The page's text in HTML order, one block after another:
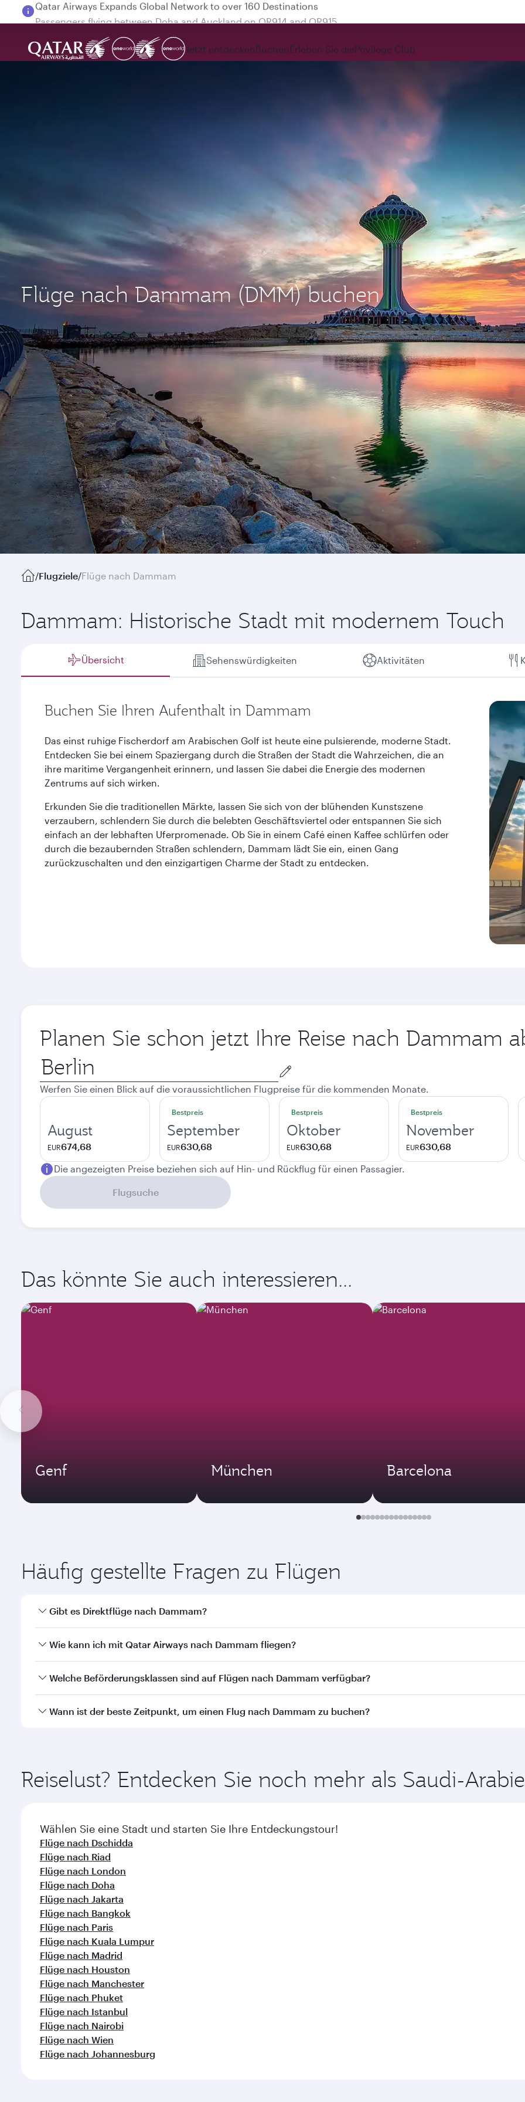
Passengers flying between Doha and Auckland on QR914 and QR915
Jetzt entdeckenBuchenErleben Sie diePrivilege Club
Flüge nach Dammam (DMM) buchen
/Flugziele/Flüge nach Dammam
Dammam: Historische Stadt mit modernem Touch
Übersicht Sehenswürdigkeiten Aktivitäten
Buchen Sie Ihren Aufenthalt in Dammam
Das einst ruhige Fischerdorf am Arabischen Golf ist heute eine pulsierende, moderne Stadt.
Entdecken Sie bei einem Spaziergang durch die Straßen der Stadt die Wahrzeichen, die an
ihre maritime Vergangenheit erinnern, und lassen Sie dabei die Energie des modernen
Zentrums auf sich wirken.
Erkunden Sie die traditionellen Märkte, lassen Sie sich von der blühenden Kunstszene
verzaubern, schlendern Sie durch die belebten Geschäftsviertel oder entspannen Sie sich
einfach an der lebhaften Uferpromenade. Ob Sie in einem Café einen Kaffee schlürfen oder
durch die bezaubernden Straßen schlendern, Dammam lädt Sie ein, einen Gang
zurückzuschalten und den einzigartigen Charme der Stadt zu entdecken.
Planen Sie schon jetzt Ihre Reise nach Dammam
Abflugort
Werfen Sie einen Blick auf die voraussichtlichen Flugpreise für die kommenden Monate.
August
EUR674,68
Bestpreis
September
EUR630,68
Bestpreis
Oktober
EUR630,68
Bestpreis
November
EUR630,68
Die angezeigten Preise beziehen sich auf Hin- und Rückflug für einen Passagier.
Flugsuche
Das könnte Sie auch interessieren...
Genf München Barcelona
Häufig gestellte Fragen zu Flügen
Gibt es Direktflüge nach Dammam?
Ja, Qatar Airways betreibt Direktflüge nach Dammam. Flugpläne und -frequenzen finden Sie auf unserer
Wie kann ich mit Qatar Airways nach Dammam fliegen?
Mit Qatar Airways können Sie direkt nach Dammam fliegen. Wir bringen Sie via Doha zu über 150
Welche Beförderungsklassen sind auf Flügen nach Dammam verfügbar?
Die Verfügbarkeit einzelner Beförderungsklassen ist von der jeweiligen Flugstrecke und der durchführenden
Wann ist der beste Zeitpunkt, um einen Flug nach Dammam zu buchen?
Reiselust? Entdecken Sie noch mehr als Saudi-
Wählen Sie eine Stadt und starten Sie Ihre Entdeckungstour!
Flüge nach Dschidda
Flüge nach Riad
Flüge nach London
Flüge nach Doha
Flüge nach Jakarta
Flüge nach Bangkok
Flüge nach Paris
Flüge nach Kuala Lumpur
Flüge nach Madrid
Flüge nach Houston
Flüge nach Manchester
Flüge nach Phuket
Flüge nach Istanbul
Flüge nach Nairobi
Flüge nach Wien
Flüge nach Johannesburg